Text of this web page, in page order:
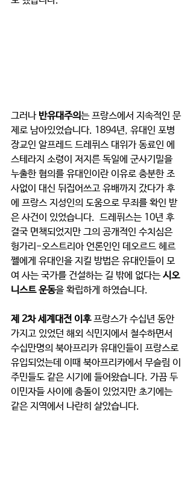
그러나 반유대주의는 프랑스에서 지속적인 문
제로 남아있었습니다. 1894년, 유대인 포병
장교인 알프레드 드레퓌스 대위가 동료인 에
스테라지 소령이 저지른 독일에 군사기밀을
누출한 혐의를 유대인이란 이유로 충분한 조
사없이 대신 뒤집어쓰고 유배까지 갔다가 후
에 프랑스 지성인의 도움으로 무죄를 확인 받
은 사건이 있었습니다.  드레퓌스는 10년 후
결국 면책되었지만 그의 공개적인 수치심은
헝가리-오스트리아 언론인인 데오르드 헤르
쩰에게 유대인을 지킬 방법은 유대인들이 모
여 사는 국가를 건설하는 길 밖에 없다는 시오
니스트 운동을 확립하게 하였습니다.
제 2차 세계대전 이후 프랑스가 수십년 동안
가지고 있었던 해외 식민지에서 철수하면서
수십만명의 북아프리카 유대인들이 프랑스로
유입되었는데 이때 북아프리카에서 무슬림 이
주민들도 같은 시기에 들어왔습니다. 가끔 두
이민자들 사이에 충돌이 있었지만 초기에는
같은 지역에서 나란히 살았습니다.